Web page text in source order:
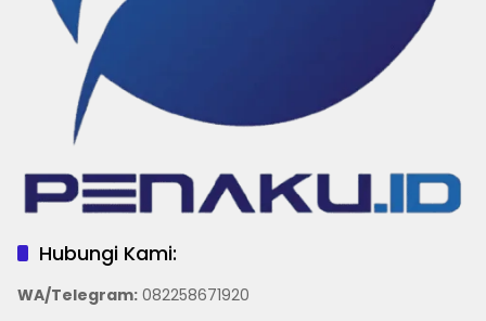
Hubungi Kami:
WA/Telegram: 082258671920